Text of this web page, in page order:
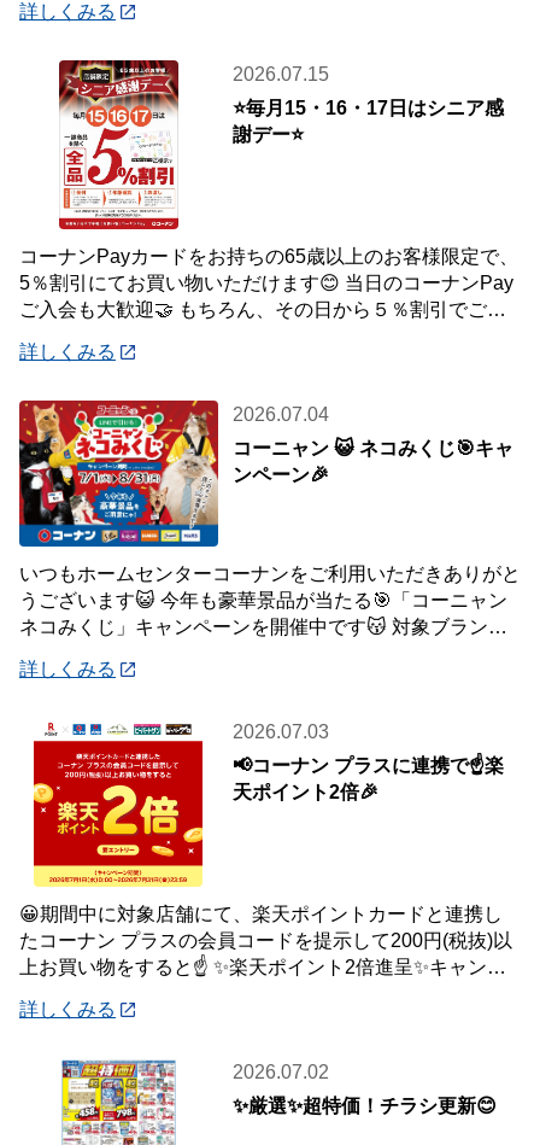
詳しくみる
2026.07.15
⭐毎月15・16・17日はシニア感
謝デー⭐
コーナンPayカードをお持ちの65歳以上のお客様限定で、
5％割引にてお買い物いただけます😊 当日のコーナンPay
ご入会も大歓迎🤝 もちろん、その日から５％割引でご利
詳しくみる
2026.07.04
コーニャン 😺 ネコみくじ🎯キャ
ンペーン🎉
いつもホームセンターコーナンをご利用いただきありがと
うございます😺 今年も豪華景品が当たる🎯「コーニャン
ネコみくじ」キャンペーンを開催中です😽 対象ブランド
詳しくみる
2026.07.03
📢コーナン プラスに連携で☝️楽
天ポイント2倍🎉
😀期間中に対象店舗にて、楽天ポイントカードと連携し
たコーナン プラスの会員コードを提示して200円(税抜)以
上お買い物をすると☝️ ✨楽天ポイント2倍進呈✨キャンペ
詳しくみる
2026.07.02
✨厳選✨超特価！チラシ更新😊